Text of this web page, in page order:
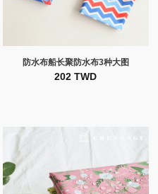
防水布船长聚防水布3种大图
202 TWD